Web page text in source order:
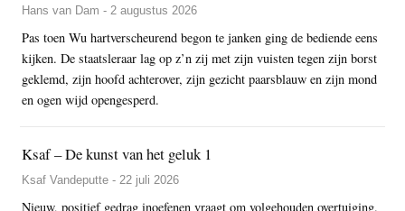
Hans van Dam - 2 augustus 2026
Pas toen Wu hartverscheurend begon te janken ging de bediende eens
kijken. De staatsleraar lag op z’n zij met zijn vuisten tegen zijn borst
geklemd, zijn hoofd achterover, zijn gezicht paarsblauw en zijn mond
en ogen wijd opengesperd.
Ksaf – De kunst van het geluk 1
Ksaf Vandeputte - 22 juli 2026
Nieuw, positief gedrag inoefenen vraagt om volgehouden overtuiging.